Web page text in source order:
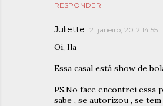
RESPONDER
Juliette 21 janeiro, 2012 14:55
Oi, Ila
Essa casal está show de
PS.No face encontrei essa
sabe , se autorizou , se